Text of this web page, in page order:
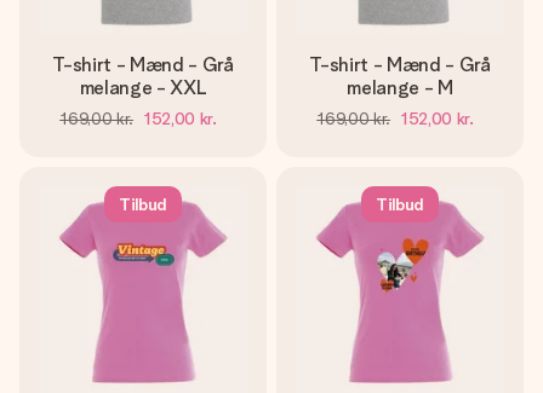
T-shirt - Mænd - Grå
melange - XXL
169,00 kr. 152,00 kr.
T-shirt - Mænd - Grå
melange - M
169,00 kr. 152,00 kr.
Tilbud Tilbud